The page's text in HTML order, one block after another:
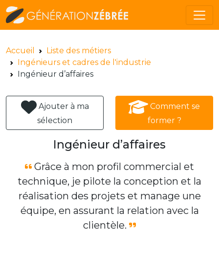
Accueil
Liste des métiers
Ingénieurs et cadres de l'industrie
Ingénieur d’affaires
Ajouter à ma
sélection
Comment se
former ?
Ingénieur d’affaires
Grâce à mon profil commercial et
technique, je pilote la conception et la
réalisation des projets et manage une
équipe, en assurant la relation avec la
clientèle.